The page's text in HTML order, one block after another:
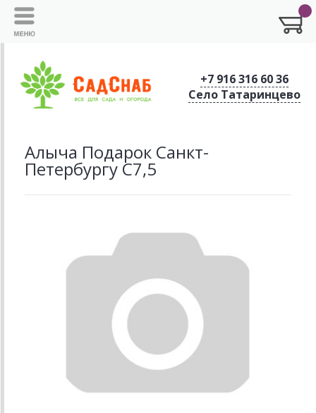
+7 916 316 60 36
Село Татаринцево
Алыча Подарок Санкт-
Петербургу С7,5